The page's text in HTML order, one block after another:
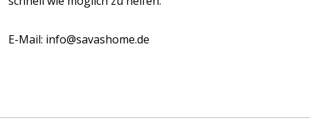
E-Mail: info@savashome.de